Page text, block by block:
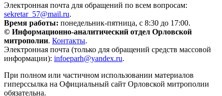
Электронная почта для обращений по всем вопросам:
sekretar_57@mail.ru.
Время работы: понедельник-пятница, с 8:30 до 17:00.
© Информационно-аналитический отдел Орловской
митрополии. Контакты.
Электронная почта (только для обращений средств массовой
информации): infoeparh@yandex.ru.
При полном или частичном использовании материалов
гиперссылка на Официальный сайт Орловской митрополии
обязательна.